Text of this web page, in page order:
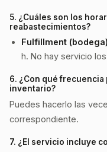
5. ¿Cuáles son los
reabastecimientos?
Fulfillment (bodega)
h. No hay servicio
6. ¿Con qué
inventario?
Puedes hacerlo las
correspondiente.
7. ¿El servicio incluye